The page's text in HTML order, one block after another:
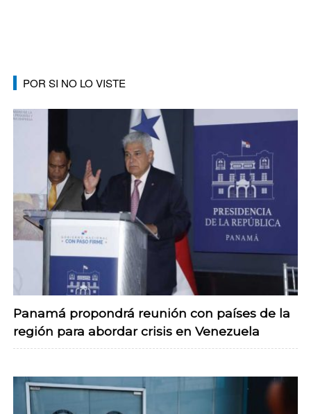
POR SI NO LO VISTE
Panamá propondrá reunión con países de la
región para abordar crisis en Venezuela